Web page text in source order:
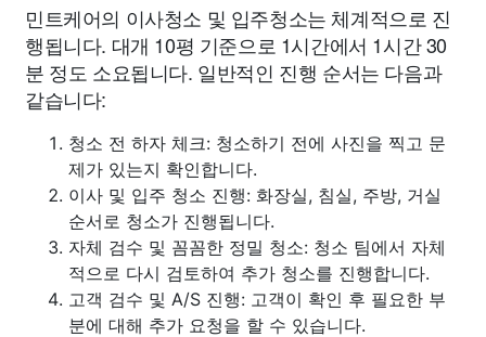
민트케어의 이사청소 및 입주청소는 체계적으로 진
행됩니다. 대개 10평 기준으로 1시간에서 1시간 30
분 정도 소요됩니다. 일반적인 진행 순서는 다음과
같습니다:
청소 전 하자 체크: 청소하기 전에 사진을 찍고 문
제가 있는지 확인합니다.
이사 및 입주 청소 진행: 화장실, 침실, 주방, 거실
순서로 청소가 진행됩니다.
자체 검수 및 꼼꼼한 정밀 청소: 청소 팀에서 자체
적으로 다시 검토하여 추가 청소를 진행합니다.
고객 검수 및 A/S 진행: 고객이 확인 후 필요한 부
분에 대해 추가 요청을 할 수 있습니다.